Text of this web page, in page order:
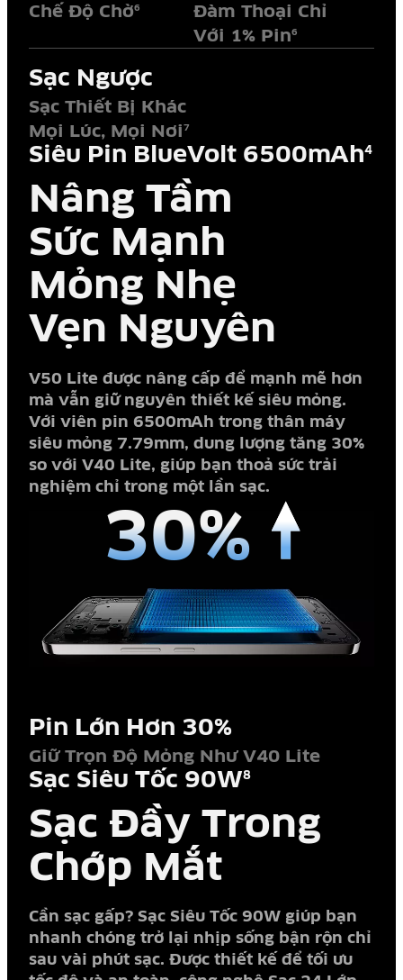
Chế Độ Chờ6
Đàm Thoại Chỉ
Với 1% Pin6
Sạc Ngược
Sạc Thiết Bị Khác
Mọi Lúc, Mọi Nơi7
Siêu Pin BlueVolt 6500mAh4
Nâng Tầm
Sức Mạnh
Mỏng Nhẹ
Vẹn Nguyên
V50 Lite được nâng cấp để mạnh mẽ hơn
mà vẫn giữ nguyên thiết kế siêu mỏng.
Với viên pin 6500mAh trong thân máy
siêu mỏng 7.79mm, dung lượng tăng 30%
so với V40 Lite, giúp bạn thoả sức trải
nghiệm chỉ trong một lần sạc.
30%
Pin Lớn Hơn 30%
Giữ Trọn Độ Mỏng Như V40 Lite
Sạc Siêu Tốc 90W8
Sạc Đầy Trong
Chớp Mắt
Cần sạc gấp? Sạc Siêu Tốc 90W giúp bạn
nhanh chóng trở lại nhịp sống bận rộn chỉ
sau vài phút sạc. Được thiết kế để tối ưu